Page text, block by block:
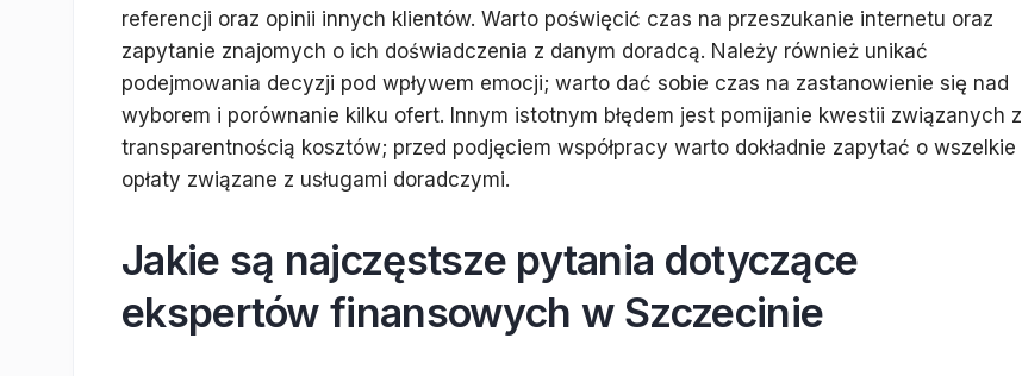
referencji oraz opinii innych klientów. Warto poświęcić czas na przeszukanie internetu oraz
zapytanie znajomych o ich doświadczenia z danym doradcą. Należy również unikać
podejmowania decyzji pod wpływem emocji; warto dać sobie czas na zastanowienie się nad
wyborem i porównanie kilku ofert. Innym istotnym błędem jest pomijanie kwestii związanych z
transparentnością kosztów; przed podjęciem współpracy warto dokładnie zapytać o wszelkie
opłaty związane z usługami doradczymi.
Jakie są najczęstsze pytania dotyczące
ekspertów finansowych w Szczecinie